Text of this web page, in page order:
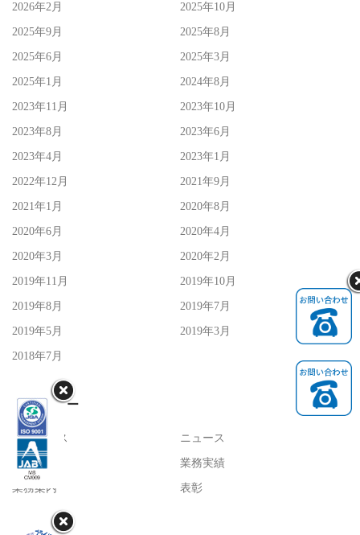
2026年2月 2025年10月
2025年9月 2025年8月
2025年6月 2025年3月
2025年1月 2024年8月
2023年11月 2023年10月
2023年8月 2023年6月
2023年4月 2023年1月
2022年12月 2021年9月
2021年1月 2020年8月
2020年6月 2020年4月
2020年3月 2020年2月
2019年11月 2019年10月
2019年8月 2019年7月
2019年5月 2019年3月
2018年7月
カテゴリー
トピックス ニュース
採用情報 業務実績
業務案内 表彰